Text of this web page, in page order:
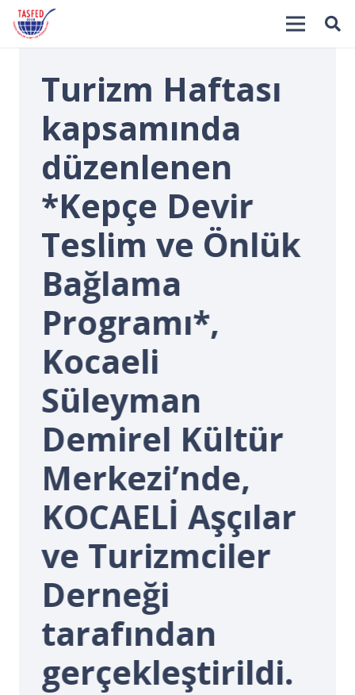
Turizm Haftası
kapsamında
düzenlenen
*Kepçe Devir
Teslim ve Önlük
Bağlama
Programı*,
Kocaeli
Süleyman
Demirel Kültür
Merkezi’nde,
KOCAELİ Aşçılar
ve Turizmciler
Derneği
tarafından
gerçekleştirildi.